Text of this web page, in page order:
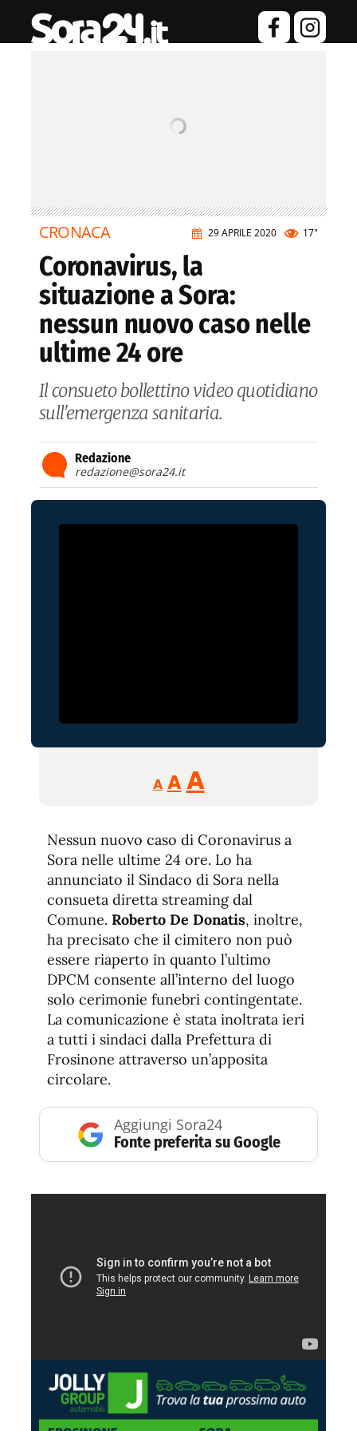
29 APRILE 2020 17"
CRONACA
Coronavirus, la
situazione a Sora:
nessun nuovo caso nelle
ultime 24 ore
Il consueto bollettino video quotidiano
sull'emergenza sanitaria.
Redazione
redazione@sora24.it
A
Reducir
tamaño
A Restablecer
tamaño
de
fuente
AAumentar
de
fuente.
Nessun nuovo caso di Coronavirus a
Sora nelle ultime 24 ore. Lo ha
annunciato il Sindaco di Sora nella
consueta diretta streaming dal
Comune. Roberto De Donatis, inoltre,
ha precisato che il cimitero non può
essere riaperto in quanto l’ultimo
DPCM consente all’interno del luogo
solo cerimonie funebri contingentate.
La comunicazione è stata inoltrata ieri
a tutti i sindaci dalla Prefettura di
Frosinone attraverso un’apposita
circolare.
Aggiungi Sora24
Fonte preferita su Google